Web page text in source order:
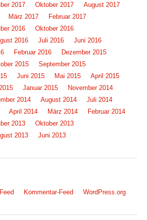
2017 Oktober 2017
August 2017
März 2017
Februar 2017
2016
Oktober 2016
2016 Juli 2016
Juni 2016
Februar 2016
Dezember 2015
2015
September 2015
Juni 2015 Mai 2015
April 2015
Januar 2015
November 2014
2014 August 2014
Juli 2014
April 2014 März 2014
Februar 2014
2013
Oktober 2013
2013 Juni 2013
Kommentar-Feed WordPress.org